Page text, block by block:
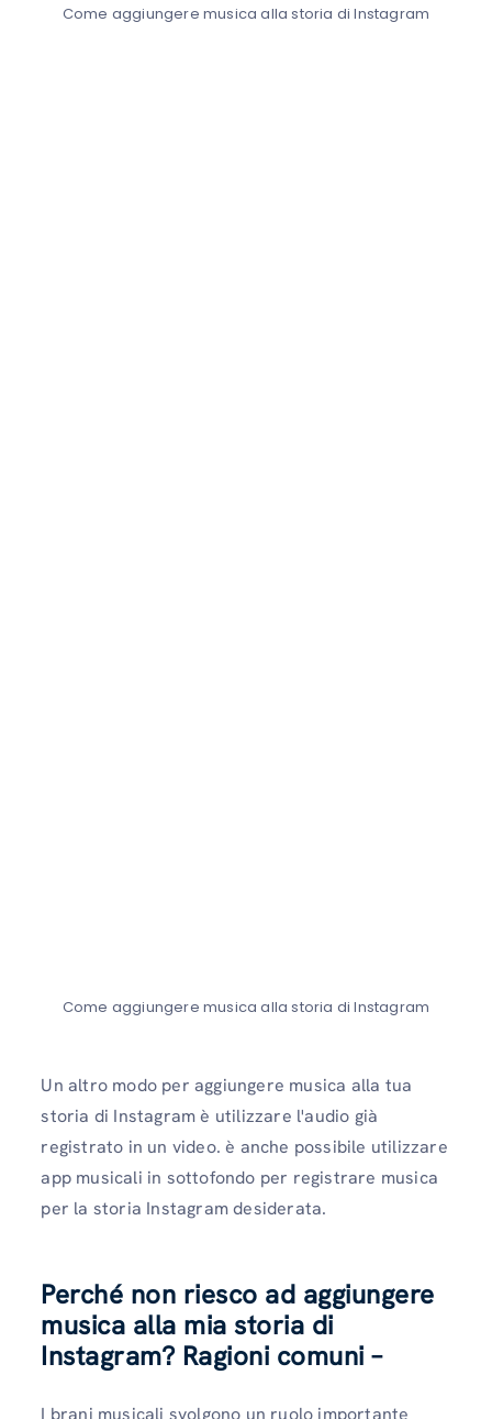
Come aggiungere musica alla storia di Instagram
Come aggiungere musica alla storia di Instagram
Un altro modo per aggiungere musica alla tua
storia di Instagram è utilizzare l'audio già
registrato in un video. è anche possibile utilizzare
app musicali in sottofondo per registrare musica
per la storia Instagram desiderata.
Perché non riesco ad aggiungere
musica alla mia storia di
Instagram? Ragioni comuni –
I brani musicali svolgono un ruolo importante